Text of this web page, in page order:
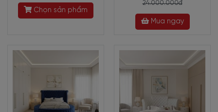
Chọn sản phẩm
24.000.000đ
Mua ngay